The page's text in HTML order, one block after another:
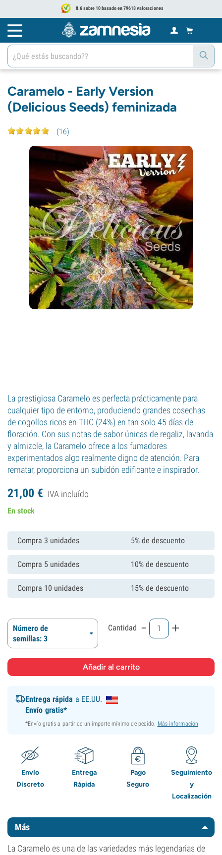
8.6 sobre 10 basado en 79618 valoraciones
Caramelo - Early Version
(Delicious Seeds) feminizada
(16)
La prestigiosa Caramelo es perfecta prácticamente para
cualquier tipo de entorno, produciendo grandes cosechas
de cogollos ricos en THC (24%) en tan solo 45 días de
floración. Con sus notas de sabor únicas de regaliz, lavanda
y almizcle, la Caramelo ofrece a los fumadores
experimentados algo realmente digno de atención. Para
rematar, proporciona un subidón edificante e inspirador.
21,00 € IVA incluído
En stock
Compra 3 unidades 5% de descuento
Compra 5 unidades 10% de descuento
Compra 10 unidades 15% de descuento
Número de
semillas: 3
Cantidad - +
Entrega rápida a EE.UU.
Envío gratis*
*Envío gratis a partir de un importe mínimo de pedido. Más información
Envío
Discreto
Entrega
Rápida
Pago
Seguro
Seguimiento
y
Localización
Más
La Caramelo es una de las variedades más legendarias de